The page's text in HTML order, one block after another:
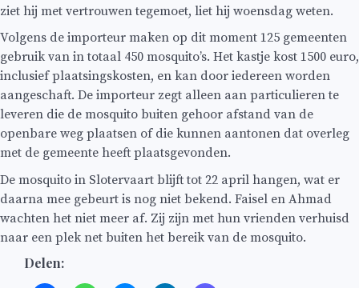
ziet hij met vertrouwen tegemoet, liet hij woensdag weten.
Volgens de importeur maken op dit moment 125 gemeenten
gebruik van in totaal 450 mosquito’s. Het kastje kost 1500 euro,
inclusief plaatsingskosten, en kan door iedereen worden
aangeschaft. De importeur zegt alleen aan particulieren te
leveren die de mosquito buiten gehoor afstand van de
openbare weg plaatsen of die kunnen aantonen dat overleg
met de gemeente heeft plaatsgevonden.
De mosquito in Slotervaart blijft tot 22 april hangen, wat er
daarna mee gebeurt is nog niet bekend. Faisel en Ahmad
wachten het niet meer af. Zij zijn met hun vrienden verhuisd
naar een plek net buiten het bereik van de mosquito.
Delen: